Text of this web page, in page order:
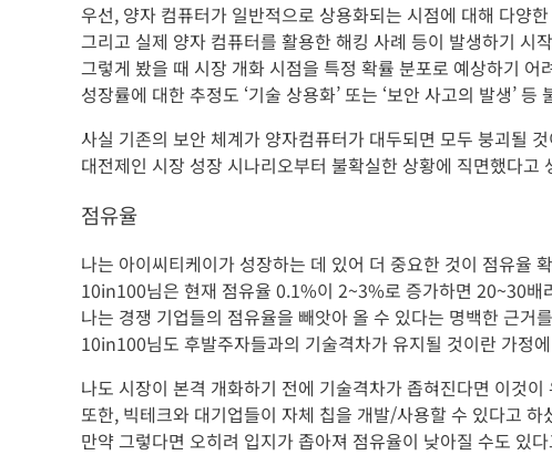
우선, 양자 컴퓨터가 일반적으로 상용화되는 시점에 대해 다양
그리고 실제 양자 컴퓨터를 활용한 해킹 사례 등이 발생하기
그렇게 봤을 때 시장 개화 시점을 특정 확률 분포로 예상하기 어
성장률에 대한 추정도 ‘기술 상용화’ 또는 ‘보안 사고의 발생’
사실 기존의 보안 체계가 양자컴퓨터가 대두되면 모두 붕괴될
대전제인 시장 성장 시나리오부터 불확실한 상황에 직면했다고
점유율
나는 아이씨티케이가 성장하는 데 있어 더 중요한 것이 점유율
10in100님은 현재 점유율 0.1%이 2~3%로 증가하면 20~30배
나는 경쟁 기업들의 점유율을 빼앗아 올 수 있다는 명백한 근거
10in100님도 후발주자들과의 기술격차가 유지될 것이란 가정
나도 시장이 본격 개화하기 전에 기술격차가 좁혀진다면 이것
또한, 빅테크와 대기업들이 자체 칩을 개발/사용할 수 있다고 하
만약 그렇다면 오히려 입지가 좁아져 점유율이 낮아질 수도 있